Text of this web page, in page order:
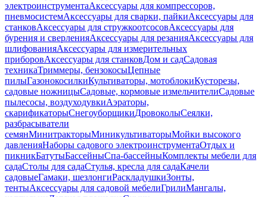
электроинструментаАксессуары для компрессоров,
пневмосистемАксессуары для сварки, пайкиАксессуары для
станковАксессуары для стружкоотсосовАксессуары для
бурения и сверленияАксессуары для резанияАксессуары для
шлифованияАксессуары для измерительных
приборовАксессуары для станковДом и садСадовая
техникаТриммеры, бензокосыЦепные
пилыГазонокосилкиКультиваторы, мотоблокиКусторезы,
садовые ножницыСадовые, кормовые измельчителиСадовые
пылесосы, воздуходувкиАэраторы,
скарификаторыСнегоуборщикиДровоколыСеялки,
разбрасыватели
семянМинитракторыМиникультиваторыМойки высокого
давленияНаборы садового электроинструментаОтдых и
пикникБатутыБассейныСпа-бассейныКомплекты мебели для
садаСтолы для садаСтулья, кресла для садаКачели
садовыеГамаки, шезлонгиРаскладушкиЗонты,
тентыАксессуары для садовой мебелиГрилиМангалы,